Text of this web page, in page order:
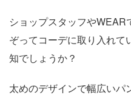
ショップスタッフやWEAR
ぞってコーデに取り入れて
知でしょうか？
太めのデザインで幅広いパ